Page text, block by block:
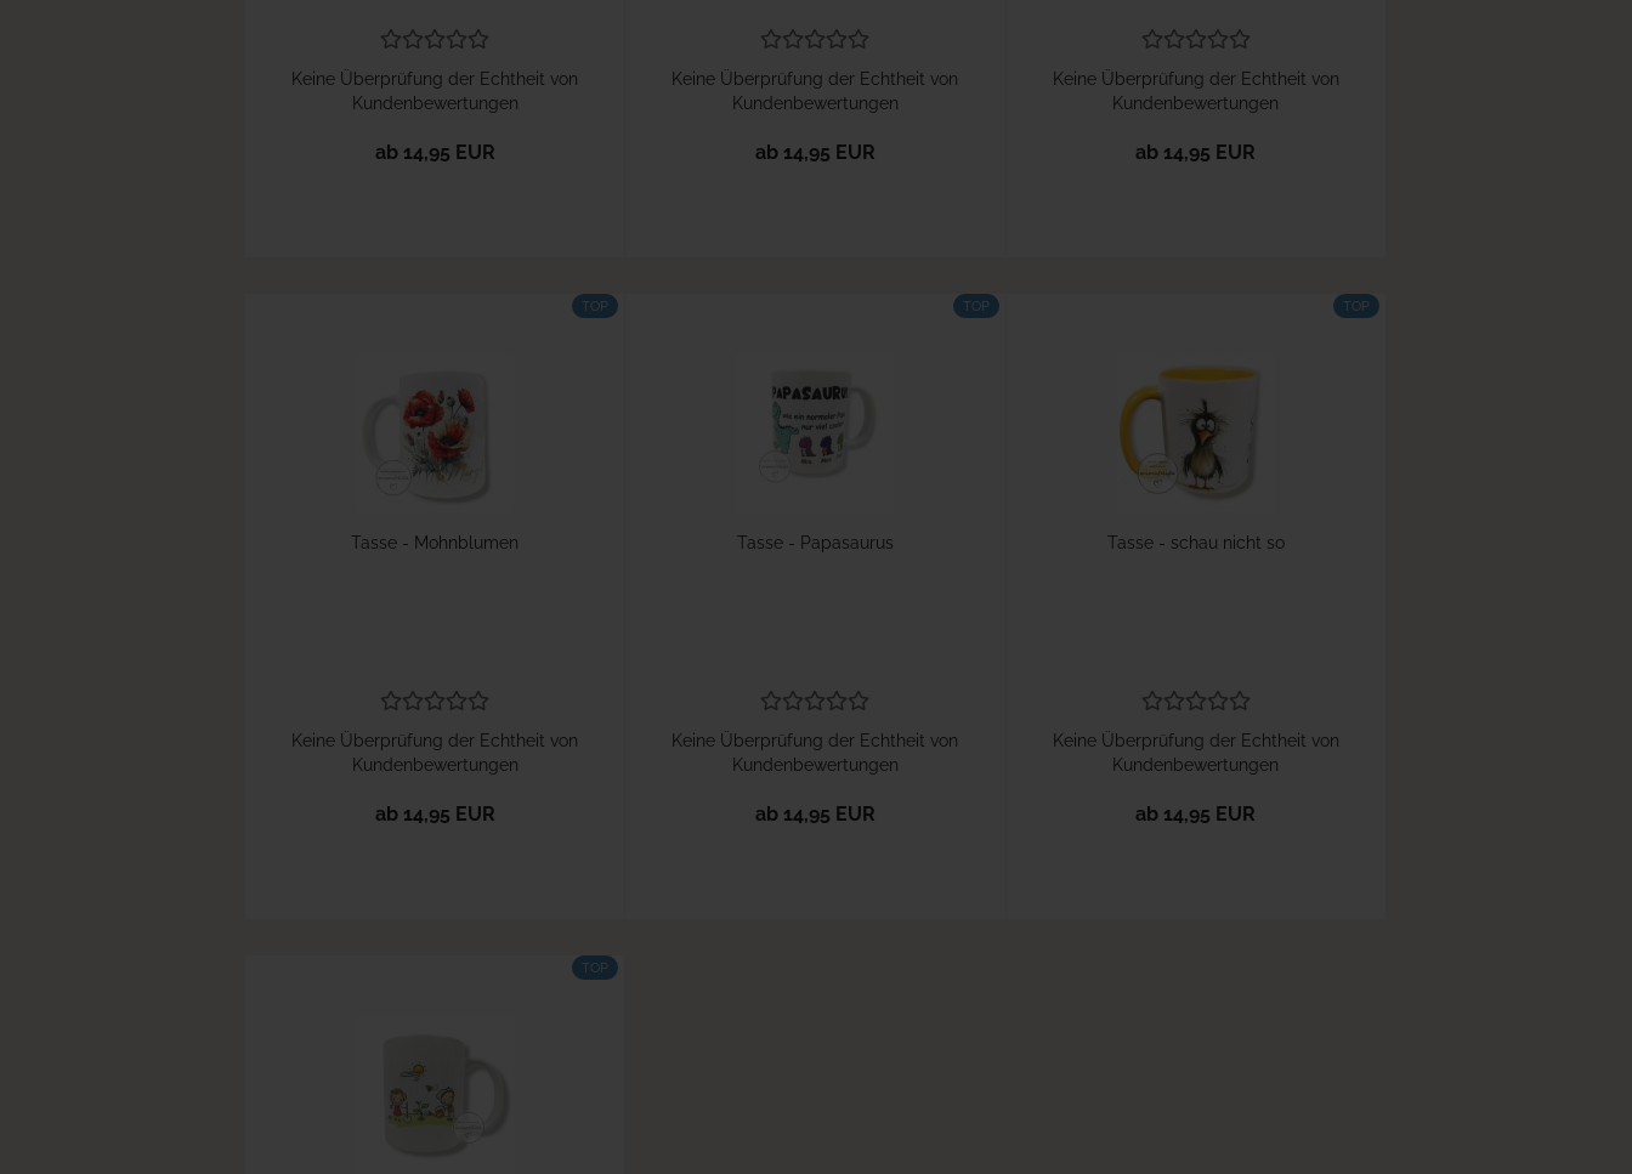
Keine Überprüfung der Echtheit von
Kundenbewertungen
ab 14,95 EUR
Keine Überprüfung der Echtheit von
Kundenbewertungen
ab 14,95 EUR
Keine Überprüfung der Echtheit von
Kundenbewertungen
ab 14,95 EUR
TOP
Tasse - Mohnblumen
Keine Überprüfung der Echtheit von
Kundenbewertungen
ab 14,95 EUR
TOP
Tasse - Papasaurus
Keine Überprüfung der Echtheit von
Kundenbewertungen
ab 14,95 EUR
TOP
Tasse - schau nicht so
Keine Überprüfung der Echtheit von
Kundenbewertungen
ab 14,95 EUR
TOP